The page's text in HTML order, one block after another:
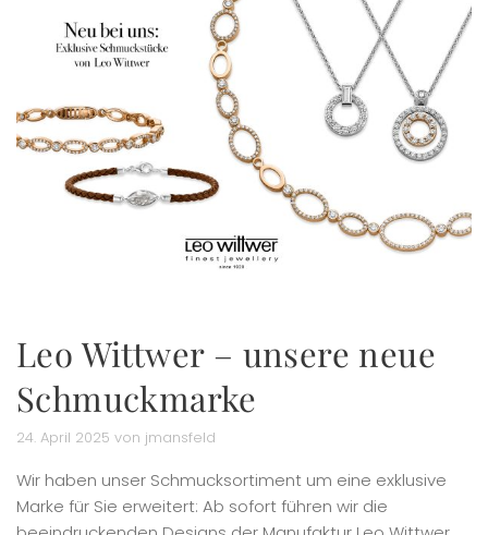
Leo Wittwer – unsere neue
Schmuckmarke
24. April 2025 von jmansfeld
Wir haben unser Schmucksortiment um eine exklusive
Marke für Sie erweitert: Ab sofort führen wir die